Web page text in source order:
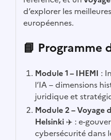
d’explorer les
européennes.
📘 Programme
Module 1 – IHEMI :
l’IA – dimensions
juridique et
Module 2 – Voyage
Helsinki ✈️ : e-
cybersécurité dans